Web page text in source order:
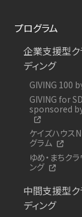
プログラム
企業支援型ク
ディング
GIVING 100
GIVING for
sponsored
ケイズハウス
グラム
ゆめ・まちク
ング
中間支援型ク
ディング